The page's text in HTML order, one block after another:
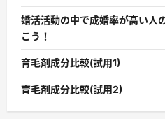
婚活活動の中で成婚率が高い人
こう！
育毛剤成分比較(試用1)
育毛剤成分比較(試用2)